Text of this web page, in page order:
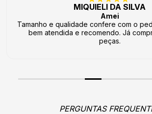
MIQUIELI DA SILVA
Amei
Tamanho e qualidade confere com o
bem atendida e recomendo. Já
peças.
PERGUNTAS